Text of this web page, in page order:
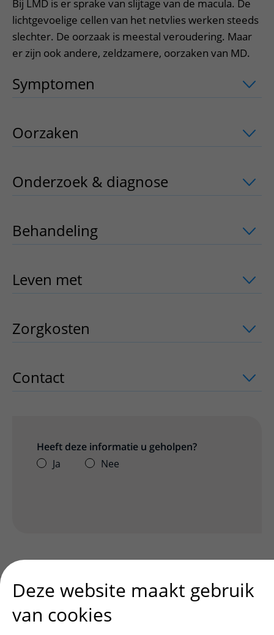
Bij LMD is er sprake van slijtage van de macula. De
lichtgevoelige cellen van het netvlies werken steeds
slechter. De oorzaak is meestal veroudering. Maar
er zijn ook andere, zeldzamere, oorzaken van MD.
Symptomen uitklapper, klik om te
Oorzaken uitklapper, klik om te
Onderzoek & diagnose uitklapper,
Behandeling uitklapper, klik om te
Leven met uitklapper, klik om te
Zorgkosten uitklapper, klik om te
Contact uitklapper, klik om te openen
Heeft deze informatie u geholpen?
Ja
Nee
Deze website maakt gebruik
van cookies